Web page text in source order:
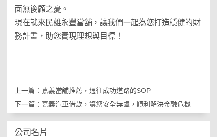
面無後顧之憂。
現在就來民雄永豐當舖，讓我們一起為您打造穩健的財
務計畫，助您實現理想與目標！
上一篇： 嘉義當舖推薦，通往成功道路的SOP
下一篇： 嘉義汽車借款，讓您安全無虞，順利解決金融危機
公司名片